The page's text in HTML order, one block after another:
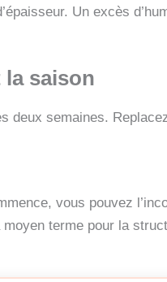
Un excès
saison
deux semaines.
vous pouvez
terme pour la